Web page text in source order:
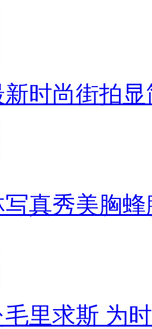
新时尚街拍
真秀美胸蜂
毛里求斯 为